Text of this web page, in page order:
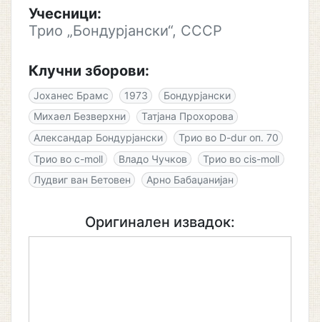
Учесници:
Трио „Бондурјански“, СССР
Клучни зборови:
Јоханес Брамс 1973
Бондурјански
Михаел Безверхни
Татјана Прохорова
Александар Бондурјански
Трио во D-dur оп. 70
Трио во c-moll
Владо Чучков
Трио во cis-moll
Лудвиг ван Бетовен
Арно Бабаџанијан
Оригинален извадок: